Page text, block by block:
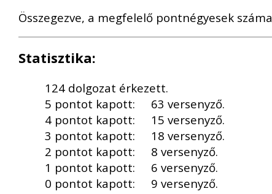
Összegezve, a megfelelő pontnégyesek száma
Statisztika:
124 dolgozat érkezett.
5 pontot kapott:
63 versenyző.
4 pontot kapott:
15 versenyző.
3 pontot kapott:
18 versenyző.
2 pontot kapott:
8 versenyző.
1 pontot kapott:
6 versenyző.
0 pontot kapott:
9 versenyző.